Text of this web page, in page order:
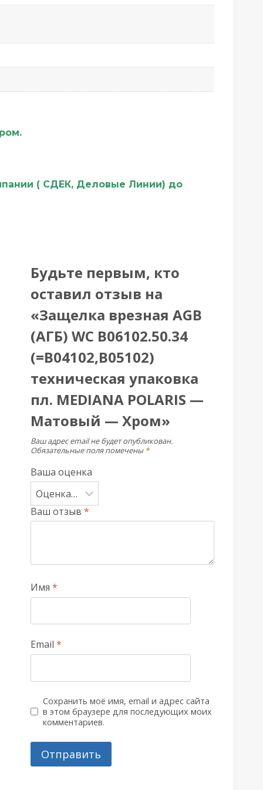
( СДЕК, Деловые Линии) до
Будьте первым, кто
оставил отзыв на
«Защелка врезная AGB
(АГБ) WC B06102.50.34
(=B04102,B05102)
техническая упаковка
пл. MEDIANA POLARIS —
Матовый — Хром»
Ваш адрес email не будет опубликован.
Обязательные поля помечены *
Ваша оценка
Ваш отзыв *
Имя *
Email *
Сохранить моё имя, email и адрес сайта
в этом браузере для последующих моих
комментариев.